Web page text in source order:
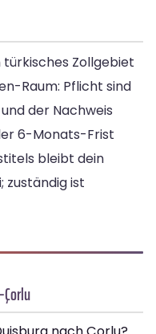
Zollgebiet
Raum: Pflicht sind
der Nachweis
6-Monats-Frist
bleibt dein
zuständig ist